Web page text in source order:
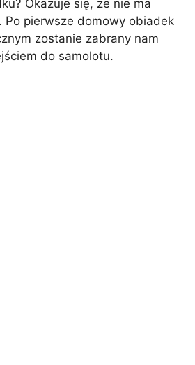
Okazuje się, że nie ma
Po pierwsze domowy obiadek
zostanie zabrany nam
do samolotu.